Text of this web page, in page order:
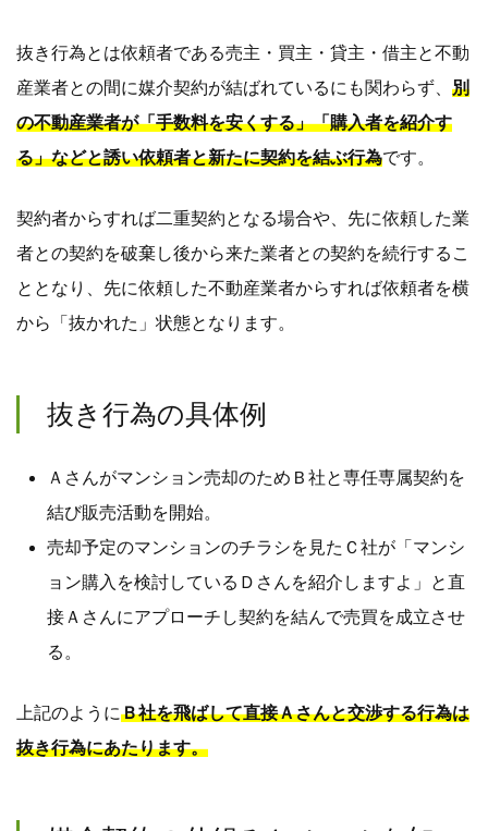
抜き行為とは依頼者である売主・買主・貸主・借主と不動
産業者との間に媒介契約が結ばれているにも関わらず、 別
の不動産業者が「手数料を安くする」「購入者を紹介す
る」などと誘い依頼者と新たに契約を結ぶ行為です。
契約者からすれば二重契約となる場合や、先に依頼した業
者との契約を破棄し後から来た業者との契約を続行するこ
ととなり、先に依頼した不動産業者からすれば依頼者を横
から「抜かれた」状態となります。
抜き行為の具体例
Ａさんがマンション売却のためＢ社と専任専属契約を
結び販売活動を開始。
売却予定のマンションのチラシを見たＣ社が「マンシ
ョン購入を検討しているＤさんを紹介しますよ」と直
接Ａさんにアプローチし契約を結んで売買を成立させ
る。
上記のようにＢ社を飛ばして直接Ａさんと交渉する行為は
抜き行為にあたります。